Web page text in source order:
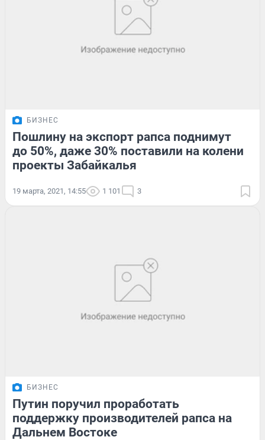
БИЗНЕС
Пошлину на экспорт рапса поднимут
до 50%, даже 30% поставили на колени
проекты Забайкалья
19 марта, 2021, 14:55 1 101 3
БИЗНЕС
Путин поручил проработать
поддержку производителей рапса на
Дальнем Востоке